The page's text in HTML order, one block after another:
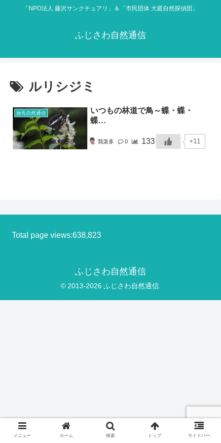
「NPO法人 藤沢サンクチュアリ」＆「市民団体 大庭自然探偵団」
ふじさわ自然通信
ルリシジミ
旅先自然通信
いつもの林道で鳥～蝶・蝶・
蝶…
2025.06.13 我楽多 0 133 +11
Total page views:638,823
ふじさわ自然通信
© 2013-2026 ふじさわ自然通信.
メニュー ホーム 検索 トップ サイドバー